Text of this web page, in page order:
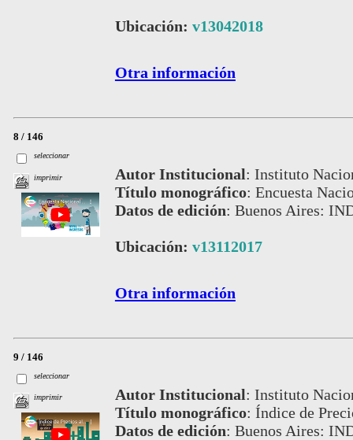
Ubicación: v13042018
Otra información
8 / 146
seleccionar
imprimir Autor Institucional: Instituto
Título monográfico: Encuesta
Datos de edición: Buenos Aires:
Ubicación: v13112017
Otra información
9 / 146
seleccionar
imprimir Autor Institucional: Instituto
Título monográfico: Índice de
Datos de edición: Buenos Aires: